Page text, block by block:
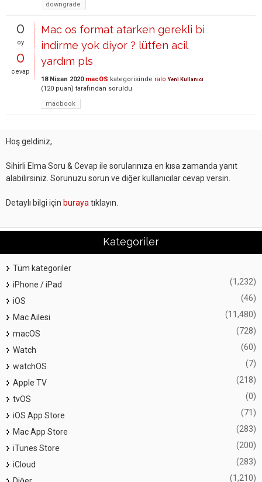
downgrade
0
oy
0
cevap
Mac os format atarken gerekli bi
indirme yok diyor ? lütfen acil
yardım pls
18 Nisan 2020 macOS kategorisinde ralo Yeni Kullanıcı
(120 puan) tarafından soruldu
macbook
Hoş geldiniz,
Sihirli Elma Soru & Cevap ile sorularınıza en kısa zamanda yanıt
alabilirsiniz. Sorunuzu sorun ve diğer kullanıcılar cevap versin.
Detaylı bilgi için buraya tıklayın.
Kategoriler
Tüm kategoriler
iPhone / iPad
(1,232)
iOS (46)
Mac Ailesi (11,480)
macOS (728)
Watch (60)
watchOS (7)
Apple TV (218)
tvOS (0)
iOS App Store (71)
Mac App Store (283)
iTunes Store (200)
iCloud (283)
(1,210)